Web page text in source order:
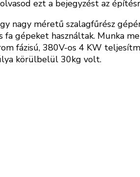
ezt a bejegyzést az
nagy méretű szalagfűrész
fa gépeket használtak. Munka
fázisú, 380V-os 4 KW
körülbelül 30kg volt.